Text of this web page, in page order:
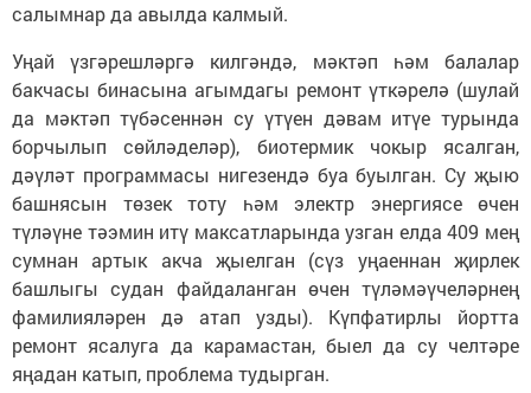
салымнар да авылда калмый.
Уңай үзгәрешләргә килгәндә, мәктәп һәм балалар
бакчасы бинасына агымдагы ремонт үткәрелә (шулай
да мәктәп түбәсеннән су үтүен дәвам итүе турында
борчылып сөйләделәр), биотермик чокыр ясалган,
дәүләт программасы нигезендә буа буылган. Су җыю
башнясын төзек тоту һәм электр энергиясе өчен
түләүне тәэмин итү максатларында узган елда 409 мең
сумнан артык акча җыелган (сүз уңаеннан җирлек
башлыгы судан файдаланган өчен түләмәүчеләрнең
фамилияләрен дә атап узды). Күпфатирлы йортта
ремонт ясалуга да карамастан, быел да су челтәре
яңадан катып, проблема тудырган.